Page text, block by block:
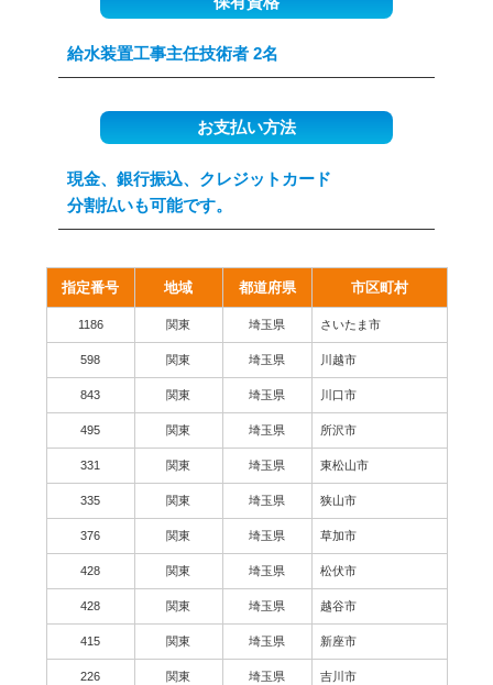
給水装置工事主任技術者 2名
お支払い方法
現金、銀行振込、クレジットカード
分割払いも可能です。
指定番号 地域 都道府県 市区町村
1186 関東 埼玉県 さいたま市
598 関東 埼玉県 川越市
843 関東 埼玉県 川口市
495 関東 埼玉県 所沢市
331 関東 埼玉県 東松山市
335 関東 埼玉県 狭山市
376 関東 埼玉県 草加市
428 関東 埼玉県 松伏市
428 関東 埼玉県 越谷市
415 関東 埼玉県 新座市
226 関東 埼玉県 吉川市